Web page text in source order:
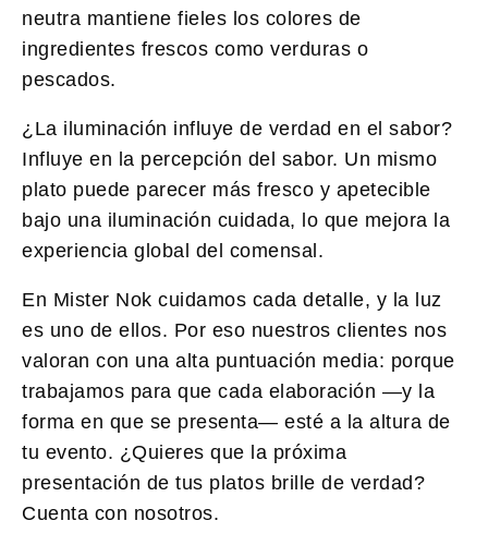
neutra mantiene fieles los colores de
ingredientes frescos como verduras o
pescados.
¿La iluminación influye de verdad en el sabor?
Influye en la percepción del sabor. Un mismo
plato puede parecer más fresco y apetecible
bajo una iluminación cuidada, lo que mejora la
experiencia global del comensal.
En Mister Nok cuidamos cada detalle, y la luz
es uno de ellos. Por eso nuestros clientes nos
valoran con una alta puntuación media: porque
trabajamos para que cada elaboración —y la
forma en que se presenta— esté a la altura de
tu evento. ¿Quieres que la próxima
presentación de tus platos brille de verdad?
Cuenta con nosotros.